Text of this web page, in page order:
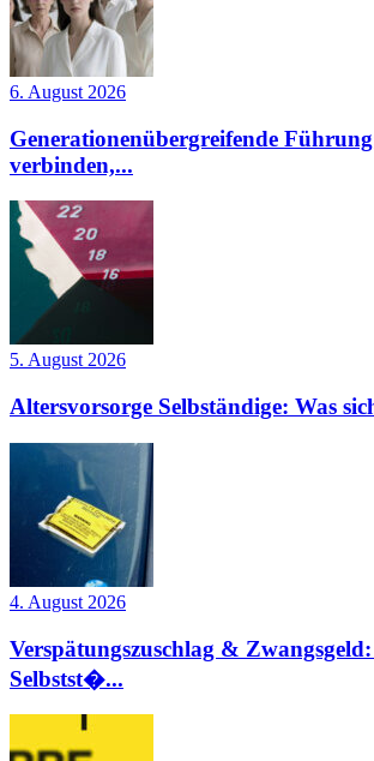
6. August 2026
Generationenübergreifende
verbinden,...
5. August 2026
Altersvorsorge Selbständige: Was
4. August 2026
Verspätungszuschlag & Zwangsgeld:
Selbstst�...